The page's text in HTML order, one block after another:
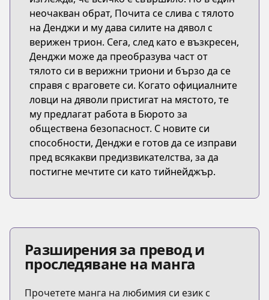
неочакван обрат, Почита се слива с тялото
на Денджи и му дава силите на дявол с
верижен трион. Сега, след като е възкресен,
Денджи може да преобразува част от
тялото си в верижни триони и бързо да се
справя с враговете си. Когато официалните
ловци на дяволи пристигат на мястото, те
му предлагат работа в Бюрото за
обществена безопасност. С новите си
способности, Денджи е готов да се изправи
пред всякакви предизвикателства, за да
постигне мечтите си като тийнейджър.
Разширения за превод и
проследяване на манга
Прочетете манга на любимия си език с